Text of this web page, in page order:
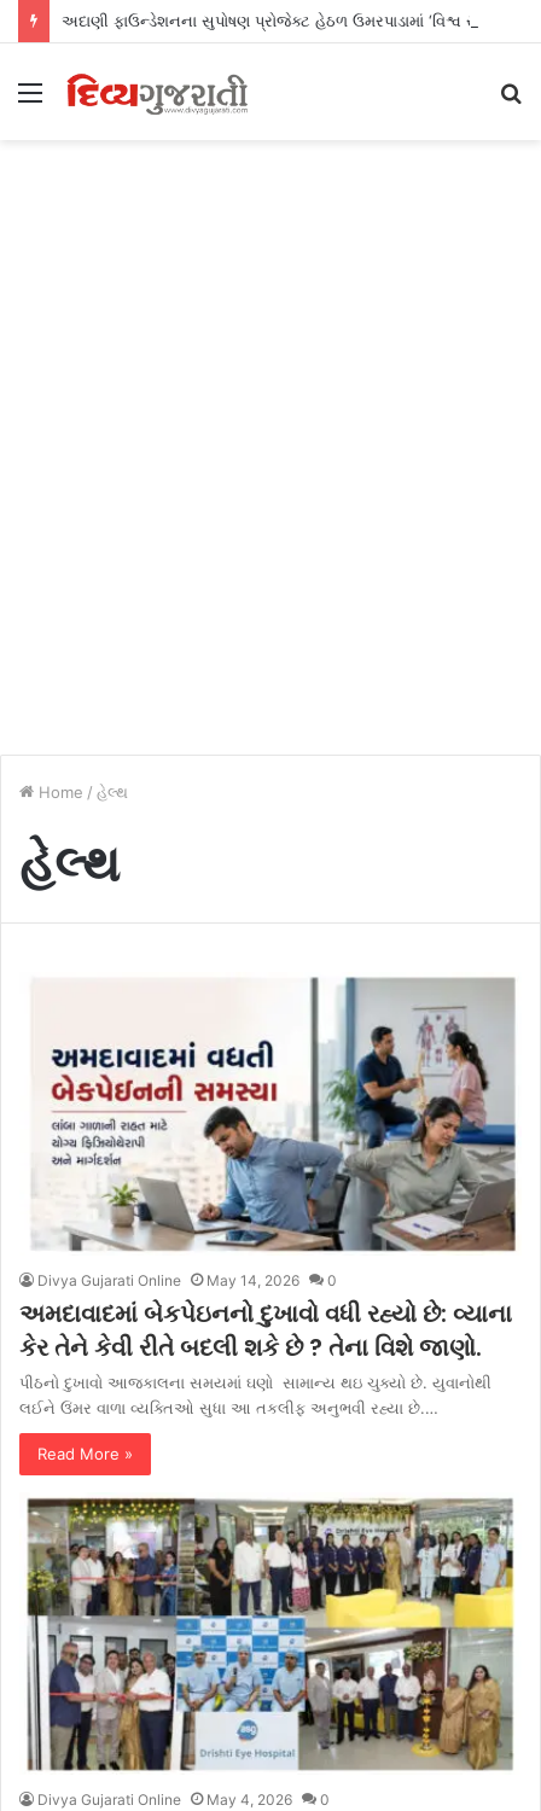
Menu
Home / હેલ્થ
હેલ્થ
Divya Gujarati Online May 14, 2026 0
અમદાવાદમાં બેકપેઇનનો દુખાવો વધી રહ્યો છે: વ્યાના
કેર તેને કેવી રીતે બદલી શકે છે ? તેના વિશે જાણો.
પીઠનો દુખાવો આજકાલના સમયમાં ઘણો સામાન્ય થઇ ચુક્યો છે. યુવાનોથી
લઈને ઉંમર વાળા વ્યક્તિઓ સુધા આ તકલીફ અનુભવી રહ્યા છે.…
Read More »
Divya Gujarati Online May 4, 2026 0